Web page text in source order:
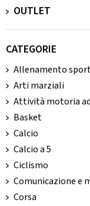
OUTLET
CATEGORIE
Allenamento
Arti marziali
Attività motoria
Basket
Calcio
Calcio a 5
Ciclismo
Comunicazione e
Corsa